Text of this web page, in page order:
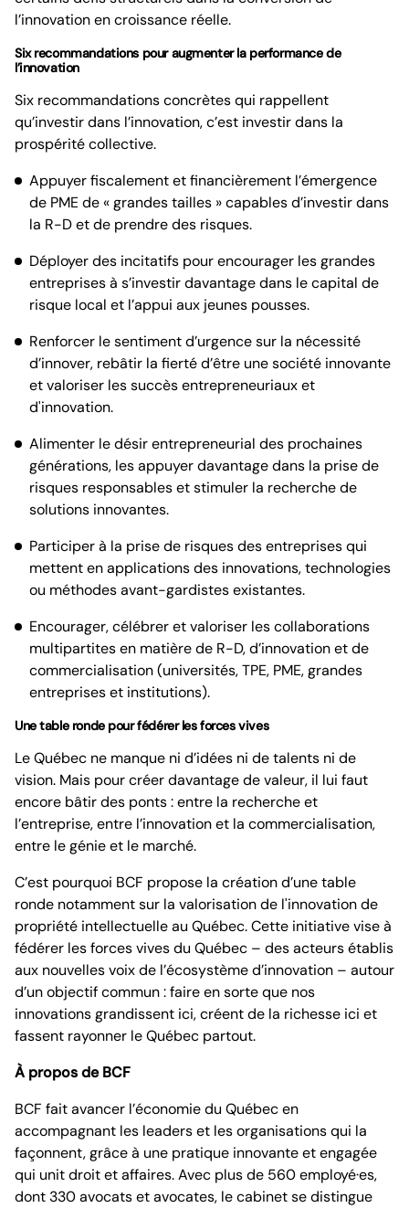
l’innovation en croissance réelle.
Six recommandations pour augmenter la performance de
l’innovation
Six recommandations concrètes qui rappellent
qu’investir dans l’innovation, c’est investir dans la
prospérité collective.
Appuyer fiscalement et financièrement l’émergence
de PME de « grandes tailles » capables d’investir dans
la R-D et de prendre des risques.
Déployer des incitatifs pour encourager les grandes
entreprises à s’investir davantage dans le capital de
risque local et l’appui aux jeunes pousses.
Renforcer le sentiment d’urgence sur la nécessité
d’innover, rebâtir la fierté d’être une société innovante
et valoriser les succès entrepreneuriaux et
d'innovation.
Alimenter le désir entrepreneurial des prochaines
générations, les appuyer davantage dans la prise de
risques responsables et stimuler la recherche de
solutions innovantes.
Participer à la prise de risques des entreprises qui
mettent en applications des innovations, technologies
ou méthodes avant-gardistes existantes.
Encourager, célébrer et valoriser les collaborations
multipartites en matière de R-D, d’innovation et de
commercialisation (universités, TPE, PME, grandes
entreprises et institutions).
Une table ronde pour fédérer les forces vives
Le Québec ne manque ni d’idées ni de talents ni de
vision. Mais pour créer davantage de valeur, il lui faut
encore bâtir des ponts : entre la recherche et
l’entreprise, entre l’innovation et la commercialisation,
entre le génie et le marché.
C’est pourquoi BCF propose la création d’une table
ronde notamment sur la valorisation de l'innovation de
propriété intellectuelle au Québec. Cette initiative vise à
fédérer les forces vives du Québec – des acteurs établis
aux nouvelles voix de l’écosystème d’innovation – autour
d’un objectif commun : faire en sorte que nos
innovations grandissent ici, créent de la richesse ici et
fassent rayonner le Québec partout.
À propos de BCF
BCF fait avancer l’économie du Québec en
accompagnant les leaders et les organisations qui la
façonnent, grâce à une pratique innovante et engagée
qui unit droit et affaires. Avec plus de 560 employé·es,
dont 330 avocats et avocates, le cabinet se distingue